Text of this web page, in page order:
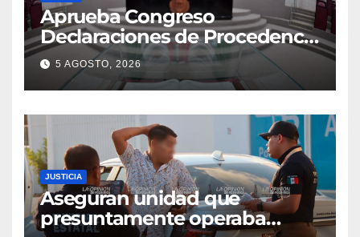
Aprueba Congreso
Declaraciones de Procedencia
en contra de dos munícipes
5 AGOSTO, 2026
JUSTICIA
Aseguran unidad que
presuntamente operaba